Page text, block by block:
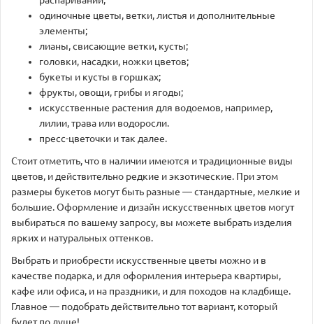
одиночные цветы, ветки, листья и дополнительные
элементы;
лианы, свисающие ветки, кусты;
головки, насадки, ножки цветов;
букеты и кусты в горшках;
фрукты, овощи, грибы и ягоды;
искусственные растения для водоемов, например,
лилии, трава или водоросли.
пресс-цветочки и так далее.
Стоит отметить, что в наличии имеются и традиционные виды
цветов, и действительно редкие и экзотические. При этом
размеры букетов могут быть разные — стандартные, мелкие и
большие. Оформление и дизайн искусственных цветов могут
выбираться по вашему запросу, вы можете выбрать изделия
ярких и натуральных оттенков.
Выбрать и приобрести искусственные цветы можно и в
качестве подарка, и для оформления интерьера квартиры,
кафе или офиса, и на праздники, и для походов на кладбище.
Главное — подобрать действительно тот вариант, который